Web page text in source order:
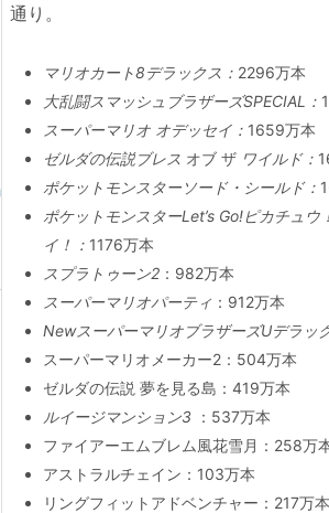
通り。
マリオカート8デラックス： 2296万本
大乱闘スマッシュブラザーズSPECIAL：
スーパーマリオ オデッセイ： 1659万本
ゼルダの伝説ブレス オブ ザ ワイルド：
ポケットモンスターソード・ シールド：
ポケットモンスターLet’s Go!ピカチュウ
イ！： 1176万本
スプラトゥーン2 ：982万本
スーパーマリオパーティ ：912万本
NewスーパーマリオブラザーズUデラッ
スーパーマリオメーカー2：504万本
ゼルダの伝説 夢を見る島：419万本
ルイージマンション3 ：537万本
ファイアーエムブレム風花雪月：258万
アストラルチェイン：103万本
リングフィットアドベンチャー：217万本